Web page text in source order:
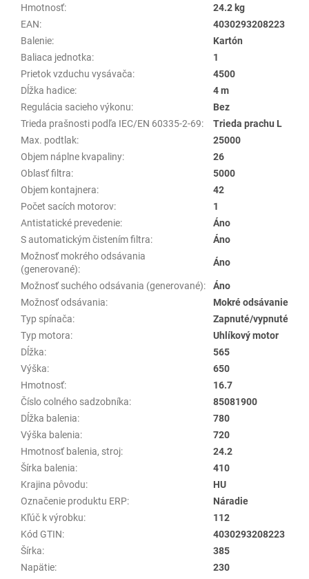
Hmotnosť:
24.2 kg
EAN:
4030293208223
Balenie:
Kartón
Baliaca jednotka:
1
Prietok vzduchu vysávača:
4500
Dĺžka hadice:
4 m
Regulácia sacieho výkonu:
Bez
Trieda prašnosti podľa IEC/EN 60335-2-69:
Trieda prachu L
Max. podtlak:
25000
Objem náplne kvapaliny:
26
Oblasť filtra:
5000
Objem kontajnera:
42
Počet sacích motorov:
1
Antistatické prevedenie:
Áno
S automatickým čistením filtra:
Áno
Možnosť mokrého odsávania
(generované):
Áno
Možnosť suchého odsávania (generované):
Áno
Možnosť odsávania:
Mokré odsávanie
Typ spínača:
Zapnuté/vypnuté
Typ motora:
Uhlíkový motor
Dĺžka:
565
Výška:
650
Hmotnosť:
16.7
Číslo colného sadzobníka:
85081900
Dĺžka balenia:
780
Výška balenia:
720
Hmotnosť balenia, stroj:
24.2
Šírka balenia:
410
Krajina pôvodu:
HU
Označenie produktu ERP:
Náradie
Kľúč k výrobku:
112
Kód GTIN:
4030293208223
Šírka:
385
Napätie:
230